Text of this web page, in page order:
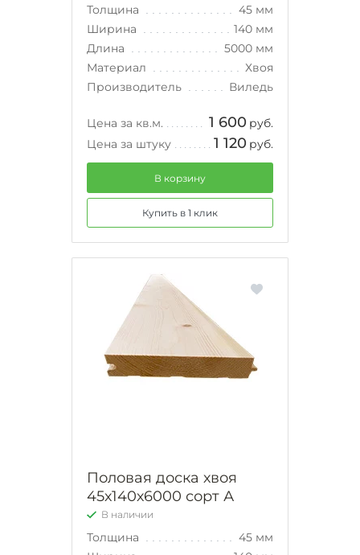
Толщина
45 мм
Ширина
140 мм
Длина
5000 мм
Материал
Хвоя
Производитель
Виледь
Цена за кв.м. 1 600 руб.
Цена за штуку
1 120 руб.
В корзину
Купить в 1 клик
Половая доска хвоя
45х140х6000 сорт А
В наличии
Толщина
45 мм